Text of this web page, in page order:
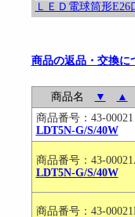
ＬＥＤ電球筒形E26
商品の返品・交換に
商品名 ▼ ▲
商品番号：43-00021
LDT5N-G/S/40W
商品番号：43-
LDT5N-G/S/40W
商品番号：43-